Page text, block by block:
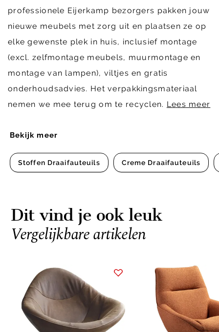
Bekijk meer
Stoffen Draaifauteuils Creme Draaifauteuils
professionele Eijerkamp bezorgers pakken jouw
nieuwe meubels met zorg uit en plaatsen ze op
elke gewenste plek in huis, inclusief montage
(excl. zelfmontage meubels, muurmontage en
montage van lampen), viltjes en gratis
onderhoudsadvies. Het verpakkingsmateriaal
nemen we mee terug om te recyclen. Lees meer
Dit vind je ook leuk
Vergelijkbare artikelen